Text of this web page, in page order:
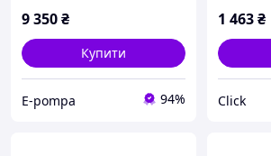
9 350₴
Купити
E-pompa 94%
1 463₴
Click